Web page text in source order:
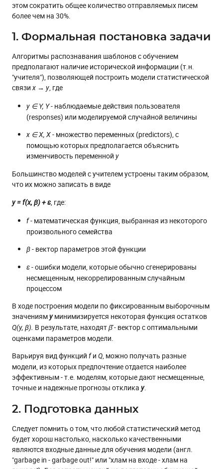
этом сократить общее количество отправляемых писем
более чем на 30%.
1. Формальная постановка задачи
Алгоритмы распознавания шаблонов с обучением
предполагают наличие исторической информации (т.н.
"учителя"), позволяющей построить модели статистической
связиx → y, где
y ∈ Y, Y- наблюдаемые действия пользователя
(responses) или моделируемой случайной величины
x ∈ X, X- множество переменных (predictors), с
помощью которых предполагается объяснить
изменчивость переменной y
Большинство моделей с учителем устроены таким образом,
что их можно записать в виде
y = f(x, β) + ε, где:
f- математическая функция, выбранная из некоторого
произвольного семейства
β- вектор параметров этой функции
ε- ошибки модели, которые обычно сгенерированы
несмещенным, некоррелированным случайным
процессом
В ходе построения модели по фиксированным выборочным
значениямyминимизируется некоторая функция остатков
Q(y, β). В результате, находятβ̂- вектор с оптимальными
оценками параметров модели.
Варьируя вид функций fи Q, можно получать разные
модели, из которых предпочтение отдается наиболее
эффективным - т.е. моделям, которые дают несмещенные,
точные и надежные прогнозы отклика y.
2. Подготовка данных
Следует помнить о том, что любой статистический метод
будет хорош настолько, насколько качественными
являются входные данные для обучения модели (англ.
"garbage in - garbage out!" или "хлам на входе - хлам на